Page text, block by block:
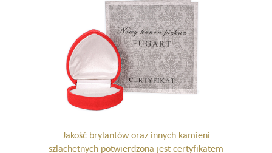
Jakość brylantów oraz innych kamieni
szlachetnych potwierdzona jest certyfikatem